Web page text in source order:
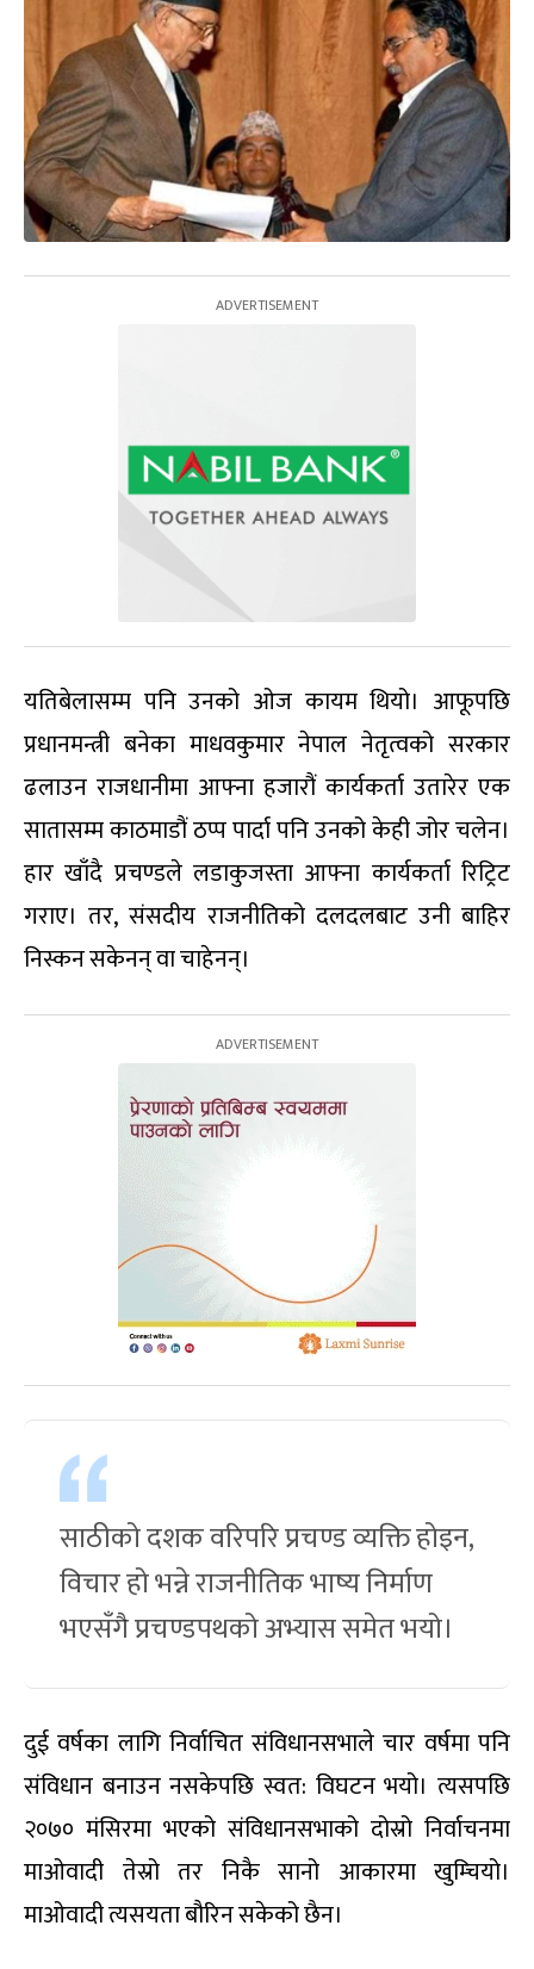
यतिबेलासम्म पनि उनको ओज कायम थियो। आफूपछि
प्रधानमन्त्री बनेका माधवकुमार नेपाल नेतृत्वको सरकार
ढलाउन राजधानीमा आफ्ना हजारौं कार्यकर्ता उतारेर एक
सातासम्म काठमाडौं ठप्प पार्दा पनि उनको केही जोर चलेन।
हार खाँदै प्रचण्डले लडाकुजस्ता आफ्ना कार्यकर्ता रिट्रिट
गराए। तर,संसदीय राजनीतिको दलदलबाट उनी बाहिर
निस्कन सकेनन् वा चाहेनन्।
साठीको दशक वरिपरि प्रचण्ड व्यक्ति होइन,
विचार हो भन्ने राजनीतिक भाष्य निर्माण
भएसँगै प्रचण्डपथको अभ्यास समेत भयो।
दुई वर्षका लागि निर्वाचित संविधानसभाले चार वर्षमा पनि
संविधान बनाउन नसकेपछि स्वत: विघटन भयो। त्यसपछि
२०७० मंसिरमा भएको संविधानसभाको दोस्रो निर्वाचनमा
माओवादी तेस्रो तर निकै सानो आकारमा खुम्चियो।
माओवादी त्यसयता बौरिन सकेको छैन।